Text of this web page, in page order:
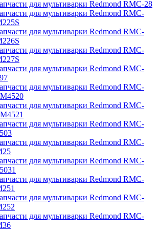
для мультиварки Redmond RMC-28
для мультиварки Redmond RMC-
для мультиварки Redmond RMC-
для мультиварки Redmond RMC-
для мультиварки Redmond RMC-
для мультиварки Redmond RMC-
для мультиварки Redmond RMC-
для мультиварки Redmond RMC-
для мультиварки Redmond RMC-
для мультиварки Redmond RMC-
для мультиварки Redmond RMC-
для мультиварки Redmond RMC-
для мультиварки Redmond RMC-